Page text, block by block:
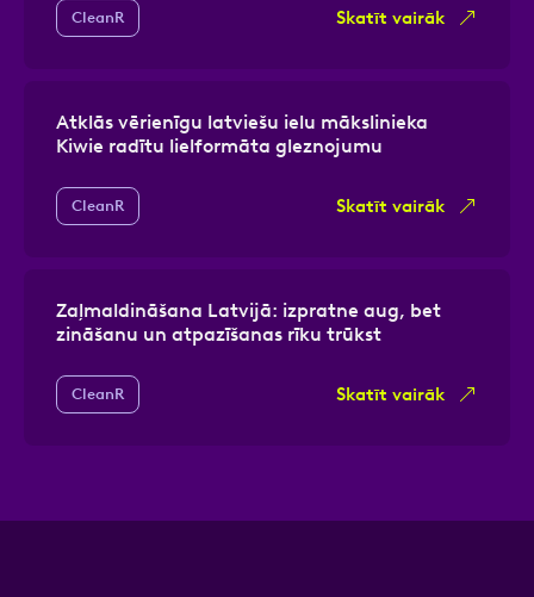
CleanR Skatīt vairāk
Atklās vērienīgu latviešu ielu mākslinieka
Kiwie radītu lielformāta gleznojumu
CleanR Skatīt vairāk
Zaļmaldināšana Latvijā: izpratne aug, bet
zināšanu un atpazīšanas rīku trūkst
CleanR Skatīt vairāk